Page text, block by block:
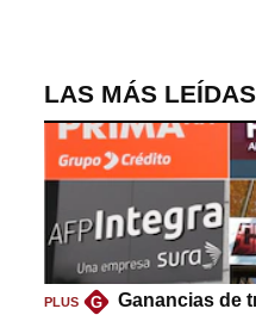
LAS MÁS
PLUS G
Ganancias de